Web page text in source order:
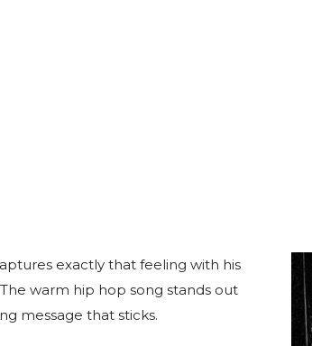
exactly that feeling with his
warm hip hop song stands out
message that sticks.